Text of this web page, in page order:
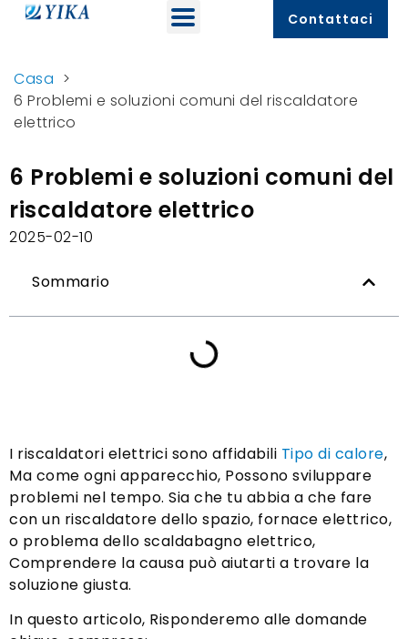
Contattaci
Casa >
6 Problemi e soluzioni comuni del riscaldatore
elettrico
6 Problemi e soluzioni comuni del
riscaldatore elettrico
2025-02-10
Sommario
I riscaldatori elettrici sono affidabili Tipo di calore,
Ma come ogni apparecchio, Possono sviluppare
problemi nel tempo. Sia che tu abbia a che fare
con un riscaldatore dello spazio, fornace elettrico,
o problema dello scaldabagno elettrico,
Comprendere la causa può aiutarti a trovare la
soluzione giusta.
In questo articolo, Risponderemo alle domande